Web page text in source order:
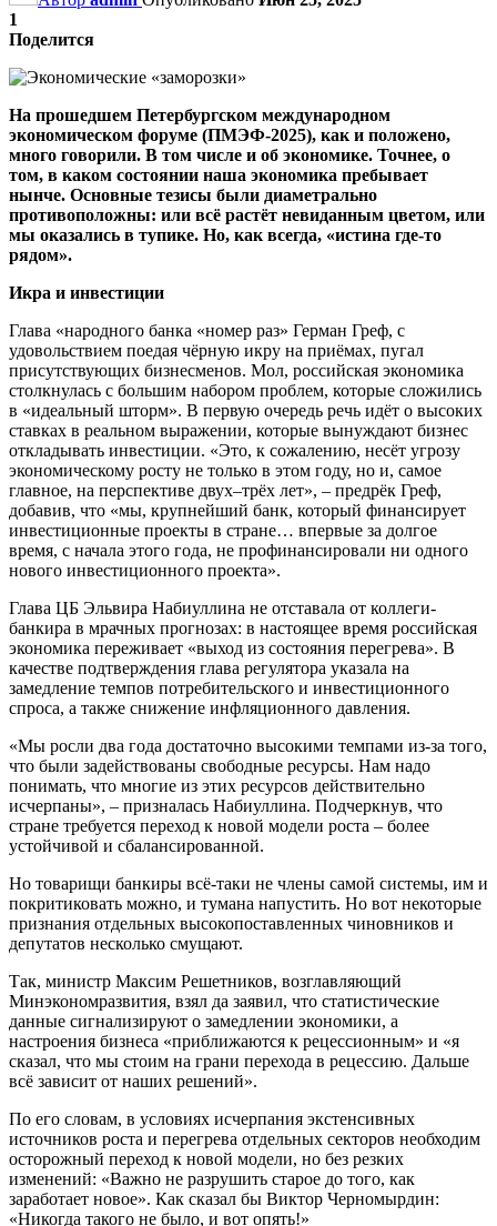
1
Поделится
На прошедшем Петербургском международном
экономическом форуме (ПМЭФ-2025), как и положено,
много говорили. В том числе и об экономике. Точнее, о
том, в каком состоянии наша экономика пребывает
нынче. Основные тезисы были диаметрально
противоположны: или всё растёт невиданным цветом, или
мы оказались в тупике. Но, как всегда, «истина где-то
рядом».
Икра и инвестиции
Глава «народного банка «номер раз» Герман Греф, с
удовольствием поедая чёрную икру на приёмах, пугал
присутствующих бизнесменов. Мол, российская экономика
столкнулась с большим набором проблем, которые сложились
в «идеальный шторм». В первую очередь речь идёт о высоких
ставках в реальном выражении, которые вынуждают бизнес
откладывать инвестиции. «Это, к сожалению, несёт угрозу
экономическому росту не только в этом году, но и, самое
главное, на перспективе двух–трёх лет», – предрёк Греф,
добавив, что «мы, крупнейший банк, который финансирует
инвестиционные проекты в стране… впервые за долгое
время, с начала этого года, не профинансировали ни одного
нового инвестиционного проекта».
Глава ЦБ Эльвира Набиуллина не отставала от коллеги-
банкира в мрачных прогнозах: в настоящее время российская
экономика переживает «выход из состояния перегрева». В
качестве подтверждения глава регулятора указала на
замедление темпов потребительского и инвестиционного
спроса, а также снижение инфляционного давления.
«Мы росли два года достаточно высокими темпами из-за того,
что были задействованы свободные ресурсы. Нам надо
понимать, что многие из этих ресурсов действительно
исчерпаны», – призналась Набиуллина. Подчеркнув, что
стране требуется переход к новой модели роста – более
устойчивой и сбалансированной.
Но товарищи банкиры всё-таки не члены самой системы, им и
покритиковать можно, и тумана напустить. Но вот некоторые
признания отдельных высокопоставленных чиновников и
депутатов несколько смущают.
Так, министр Максим Решетников, возглавляющий
Минэкономразвития, взял да заявил, что статистические
данные сигнализируют о замедлении экономики, а
настроения бизнеса «приближаются к рецессионным» и «я
сказал, что мы стоим на грани перехода в рецессию. Дальше
всё зависит от наших решений».
По его словам, в условиях исчерпания экстенсивных
источников роста и перегрева отдельных секторов необходим
осторожный переход к новой модели, но без резких
изменений: «Важно не разрушить старое до того, как
заработает новое». Как сказал бы Виктор Черномырдин:
«Никогда такого не было, и вот опять!»